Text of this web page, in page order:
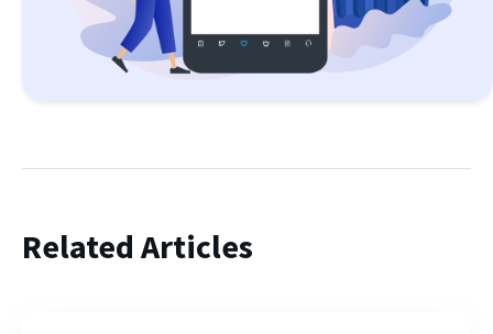
Related Articles